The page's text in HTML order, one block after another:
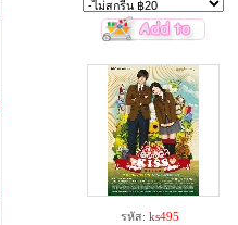
รหัส: ks495